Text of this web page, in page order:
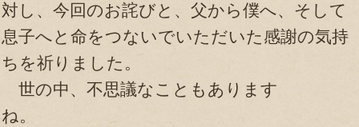
対し、今回のお詫びと、父から僕へ、そして
息子へと命をつないでいただいた感謝の気持
ちを祈りました。
世の中、不思議なこともあります
ね。